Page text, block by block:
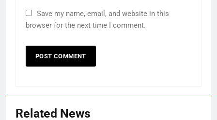
Save my name, email, and website in this
browser for the next time I comment.
Related News